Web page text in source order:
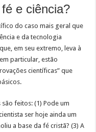
e ciência?
do caso mais geral que
e da tecnologia
em seu extremo, leva à
particular, estão
científicas” que
feitos: (1) Pode um
ser hoje ainda um
a base da fé cristã? (3) A